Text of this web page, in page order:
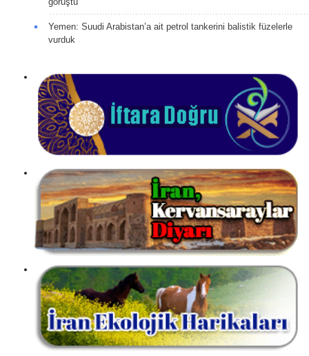
Yemen: Suudi Arabistan’a ait petrol tankerini balistik füzelerle
vurduk